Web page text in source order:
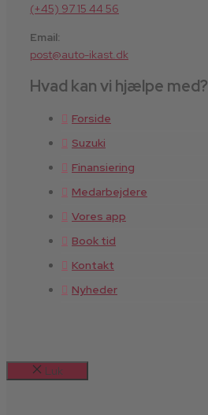
(+45) 97 15 44 56
Email:
post@auto-ikast.dk
Hvad kan vi hjælpe med?
Forside
Suzuki
Finansiering
Medarbejdere
Vores app
Book tid
Kontakt
Nyheder
Luk